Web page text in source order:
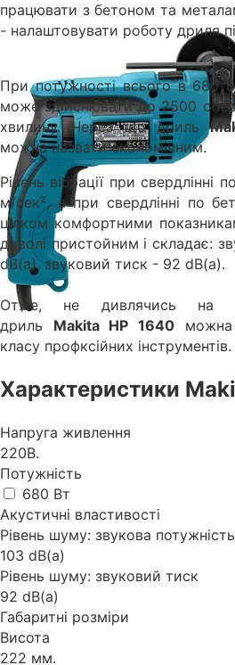
працювати з бетоном та
- налаштовувати роботу дриля
При потужності всього в 680
може здійснювати до 2500
хвилину. Через що дриль
можна назвати економічним.
Рівень вібрації при свердлінні
м/сек², а при свердлінні по
цілком комфортними
доволі пристойним і складає:
dB(a), звуковий тиск - 92 dB(a).
Отже, не дивлячись на
дриль Makita HP 1640 можна
класу профксійних інструментів.
Характеристики
Напруга живлення
220В.
Потужність
680 Вт
Акустичні властивості
Рівень шуму: звукова потужність
103 dB(a)
Рівень шуму: звуковий тиск
92 dB(a)
Габаритні розміри
Висота
222 мм.